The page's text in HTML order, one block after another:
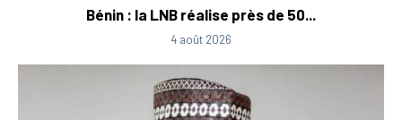
Bénin : la LNB réalise près de 50...
4 août 2026